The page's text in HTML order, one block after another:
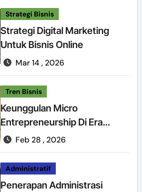
Strategi Bisnis
Strategi Digital Marketing
Untuk Bisnis Online
Mar 14 , 2026
Tren Bisnis
Keunggulan Micro
Entrepreneurship Di Era
DigitalFeb 28 , 2026
Administratif
Penerapan Administrasi